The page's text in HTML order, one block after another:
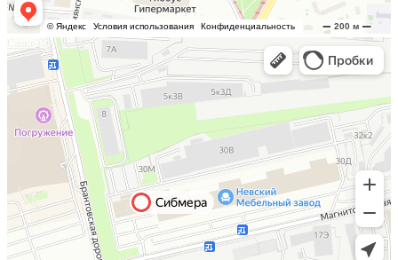
Санкт-Петербург